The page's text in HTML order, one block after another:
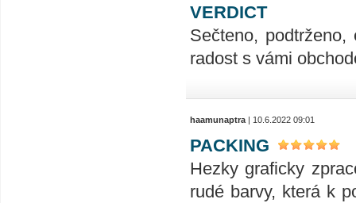
VERDICT
Sečteno,
radost s vámi
haamunaptra | 10.6.2022 09:01
PACKING
Hezky graficky
rudé barvy, která k